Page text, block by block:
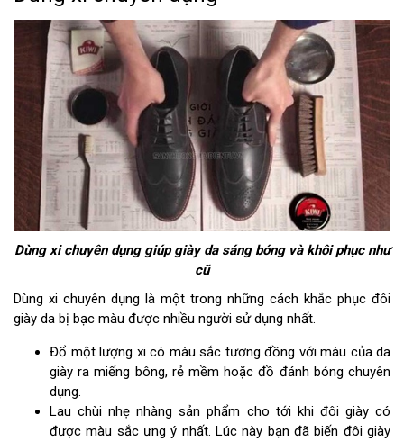
Dùng xi chuyên dụng giúp giày da sáng bóng và khôi phục như
cũ
Dùng xi chuyên dụng là một trong những cách khắc phục đôi
giày da bị bạc màu được nhiều người sử dụng nhất.
Đổ một lượng xi có màu sắc tương đồng với màu của da
giày ra miếng bông, rẻ mềm hoặc đồ đánh bóng chuyên
dụng.
Lau chùi nhẹ nhàng sản phẩm cho tới khi đôi giày có
được màu sắc ưng ý nhất. Lúc này bạn đã biến đôi giày